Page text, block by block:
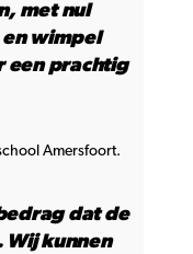
met nul
wimpel
een prachtig
Amersfoort.
dat de
kunnen